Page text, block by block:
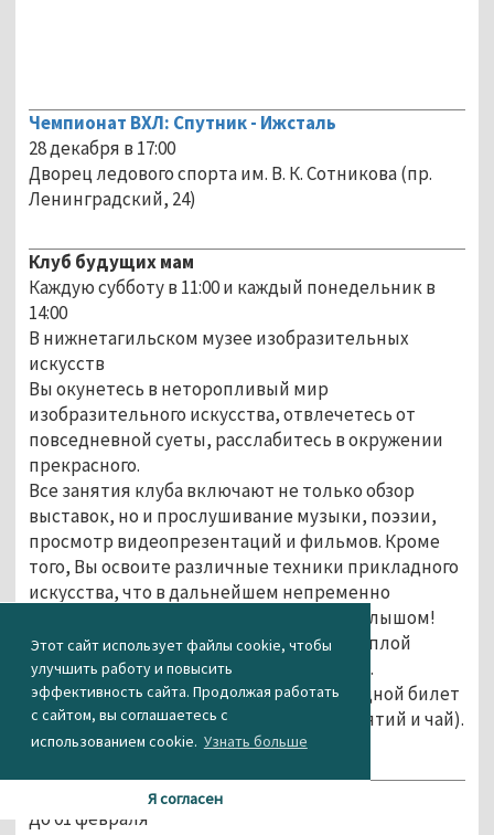
Этот сайт использует файлы cookie, чтобы
улучшить работу и повысить
эффективность сайта. Продолжая работать
с сайтом, вы соглашаетесь с
использованием cookie. Узнать больше
Я согласен
Чемпионат ВХЛ: Спутник - Ижсталь
28 декабря в 17:00
Дворец ледового спорта им. В. К. Сотникова (пр.
Ленинградский, 24)
Клуб будущих мам
Каждую субботу в 11:00 и каждый понедельник в
14:00
В нижнетагильском музее изобразительных
искусств
Вы окунетесь в неторопливый мир
изобразительного искусства, отвлечетесь от
повседневной суеты, расслабитесь в окружении
прекрасного.
Все занятия клуба включают не только обзор
выставок, но и прослушивание музыки, поэзии,
просмотр видеопрезентаций и фильмов. Кроме
того, Вы освоите различные техники прикладного
искусства, что в дальнейшем непременно
пригодится в совместных занятиях с малышом!
Все встречи клуба будут проходить в теплой
обстановке, с беседами за чашечкой чая.
Стоимость билета – 200 р. (включая входной билет
в музей, расходы на материалы для занятий и чай).
Выставка «Рождественская метель»
До 01 февраля